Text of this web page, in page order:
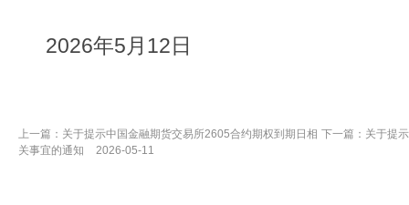
2026年5月12日
上一篇： 关于提示中国金融期货交易所2605合约期权到期日相
关事宜的通知
2026-05-11
下一篇： 关于提